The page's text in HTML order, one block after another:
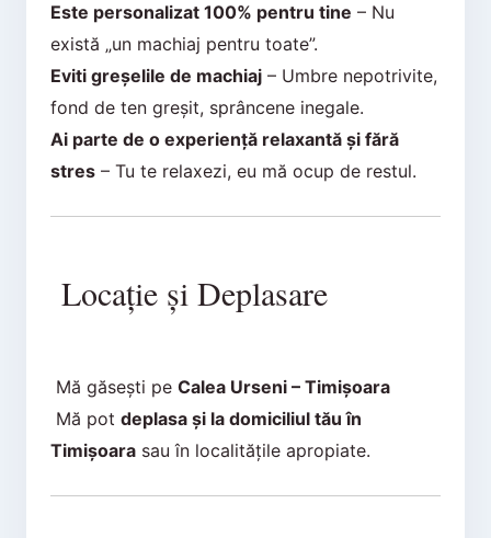
Este personalizat 100% pentru tine – Nu
există „un machiaj pentru toate”.
Eviti greșelile de machiaj– Umbre nepotrivite,
fond de ten greșit, sprâncene inegale.
Ai parte de o experiență relaxantă și fără
stres– Tu te relaxezi, eu mă ocup de restul.
Locație și Deplasare
Mă găsești pe Calea Urseni – Timișoara
Mă pot deplasa și la domiciliul tău în
Timișoarasau în localitățile apropiate.